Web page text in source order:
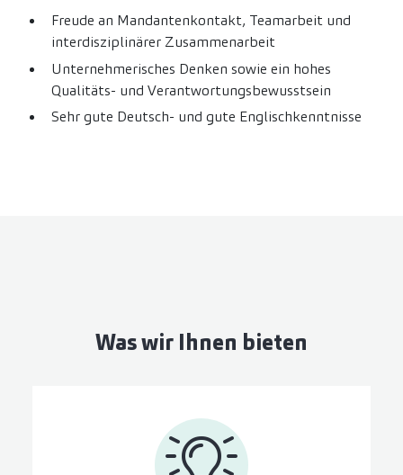
Freude an Mandantenkontakt, Teamarbeit und
interdisziplinärer Zusammenarbeit
Unternehmerisches Denken sowie ein hohes
Qualitäts- und Verantwortungsbewusstsein
Sehr gute Deutsch- und gute Englischkenntnisse
Was wir Ihnen bieten